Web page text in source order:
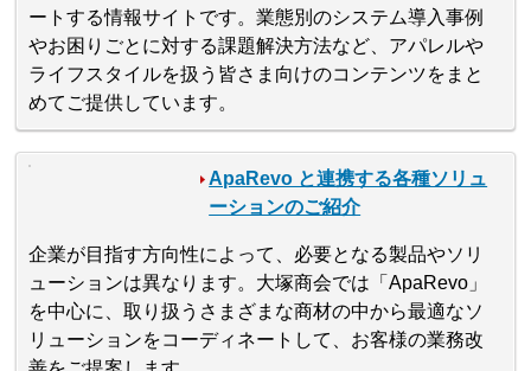
ートする情報サイトです。業態別のシステム導入事例
やお困りごとに対する課題解決方法など、アパレルや
ライフスタイルを扱う皆さま向けのコンテンツをまと
めてご提供しています。
ApaRevo と連携する各種ソリュ
ーションのご紹介
企業が目指す方向性によって、必要となる製品やソリ
ューションは異なります。大塚商会では「ApaRevo」
を中心に、取り扱うさまざまな商材の中から最適なソ
リューションをコーディネートして、お客様の業務改